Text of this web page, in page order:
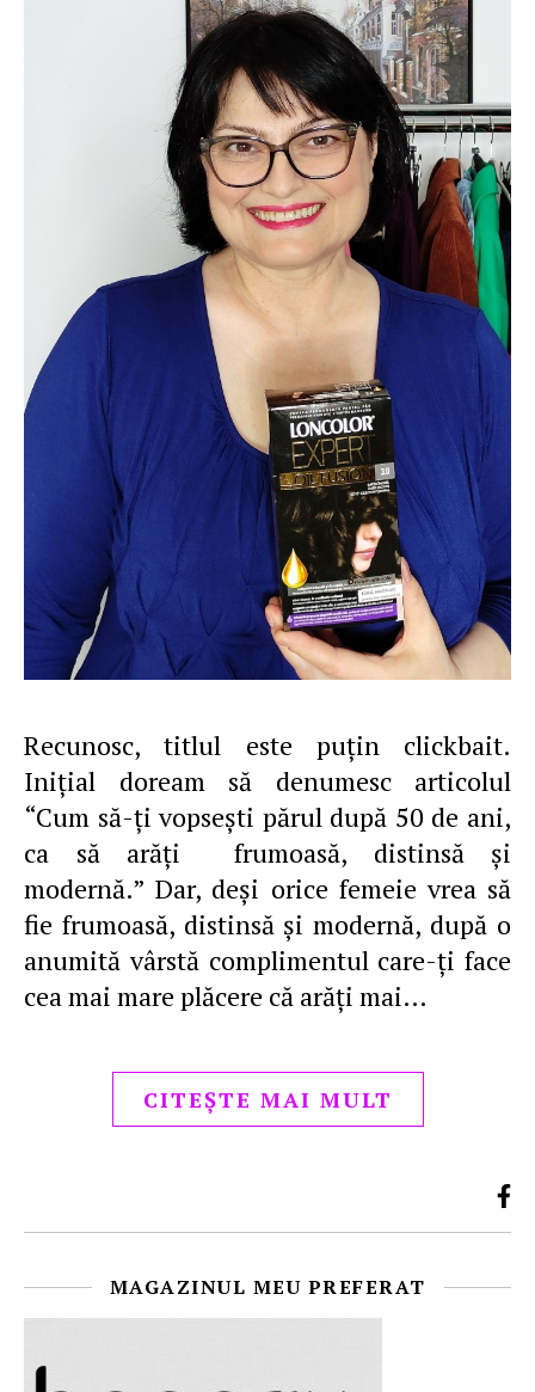
Recunosc, titlul este puţin clickbait.
Iniţial doream să denumesc articolul
“Cum să-ţi vopseşti părul după 50 de ani,
ca să arăţi frumoasă, distinsă şi
modernă.” Dar, deşi orice femeie vrea să
fie frumoasă, distinsă şi modernă, după o
anumită vârstă complimentul care-ţi face
cea mai mare plăcere că arăţi mai…
CITEȘTE MAI MULT
MAGAZINUL MEU PREFERAT